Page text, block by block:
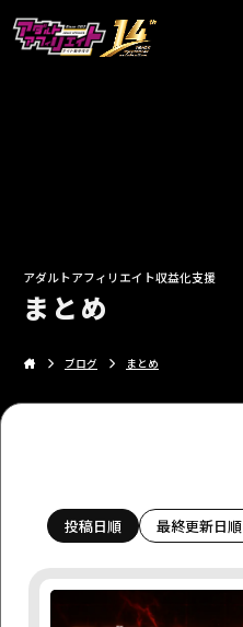
アダルトアフィリエイト収益化支援
まとめ
ブログ まとめ
カテゴリーで探す
アダルトアフィリエイト情報
アフィリエイト基礎学習
投稿日順 最終更新日順